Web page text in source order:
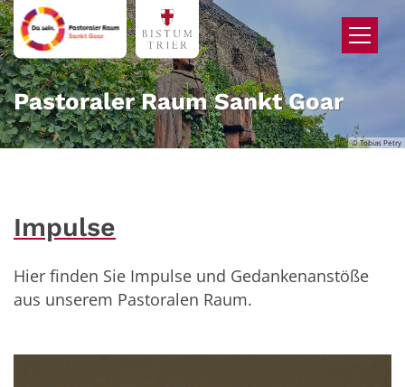
Zum Inhalt springen
© Tobias Petry
Pastoraler Raum Sankt Goar
Impulse
Hier finden Sie Impulse und Gedankenanstöße
aus unserem Pastoralen Raum.